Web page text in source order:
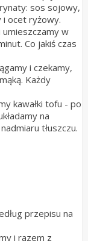
sos sojowy,
ocet ryżowy.
w
Co jakiś czas
i czekamy,
Każdy
kawałki tofu - po
na
tłuszczu.
przepisu na
i razem z